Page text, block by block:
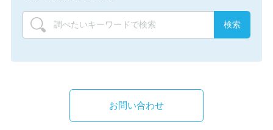
お問い合わせ